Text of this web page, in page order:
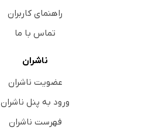
راهنمای کاربران
تماس با ما
ناشران
عضویت ناشران
ورود به پنل ناشران
فهرست ناشران